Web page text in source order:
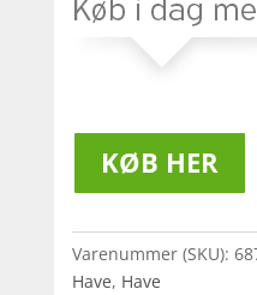
KØB HER
Varenummer (SKU):
Have, Have